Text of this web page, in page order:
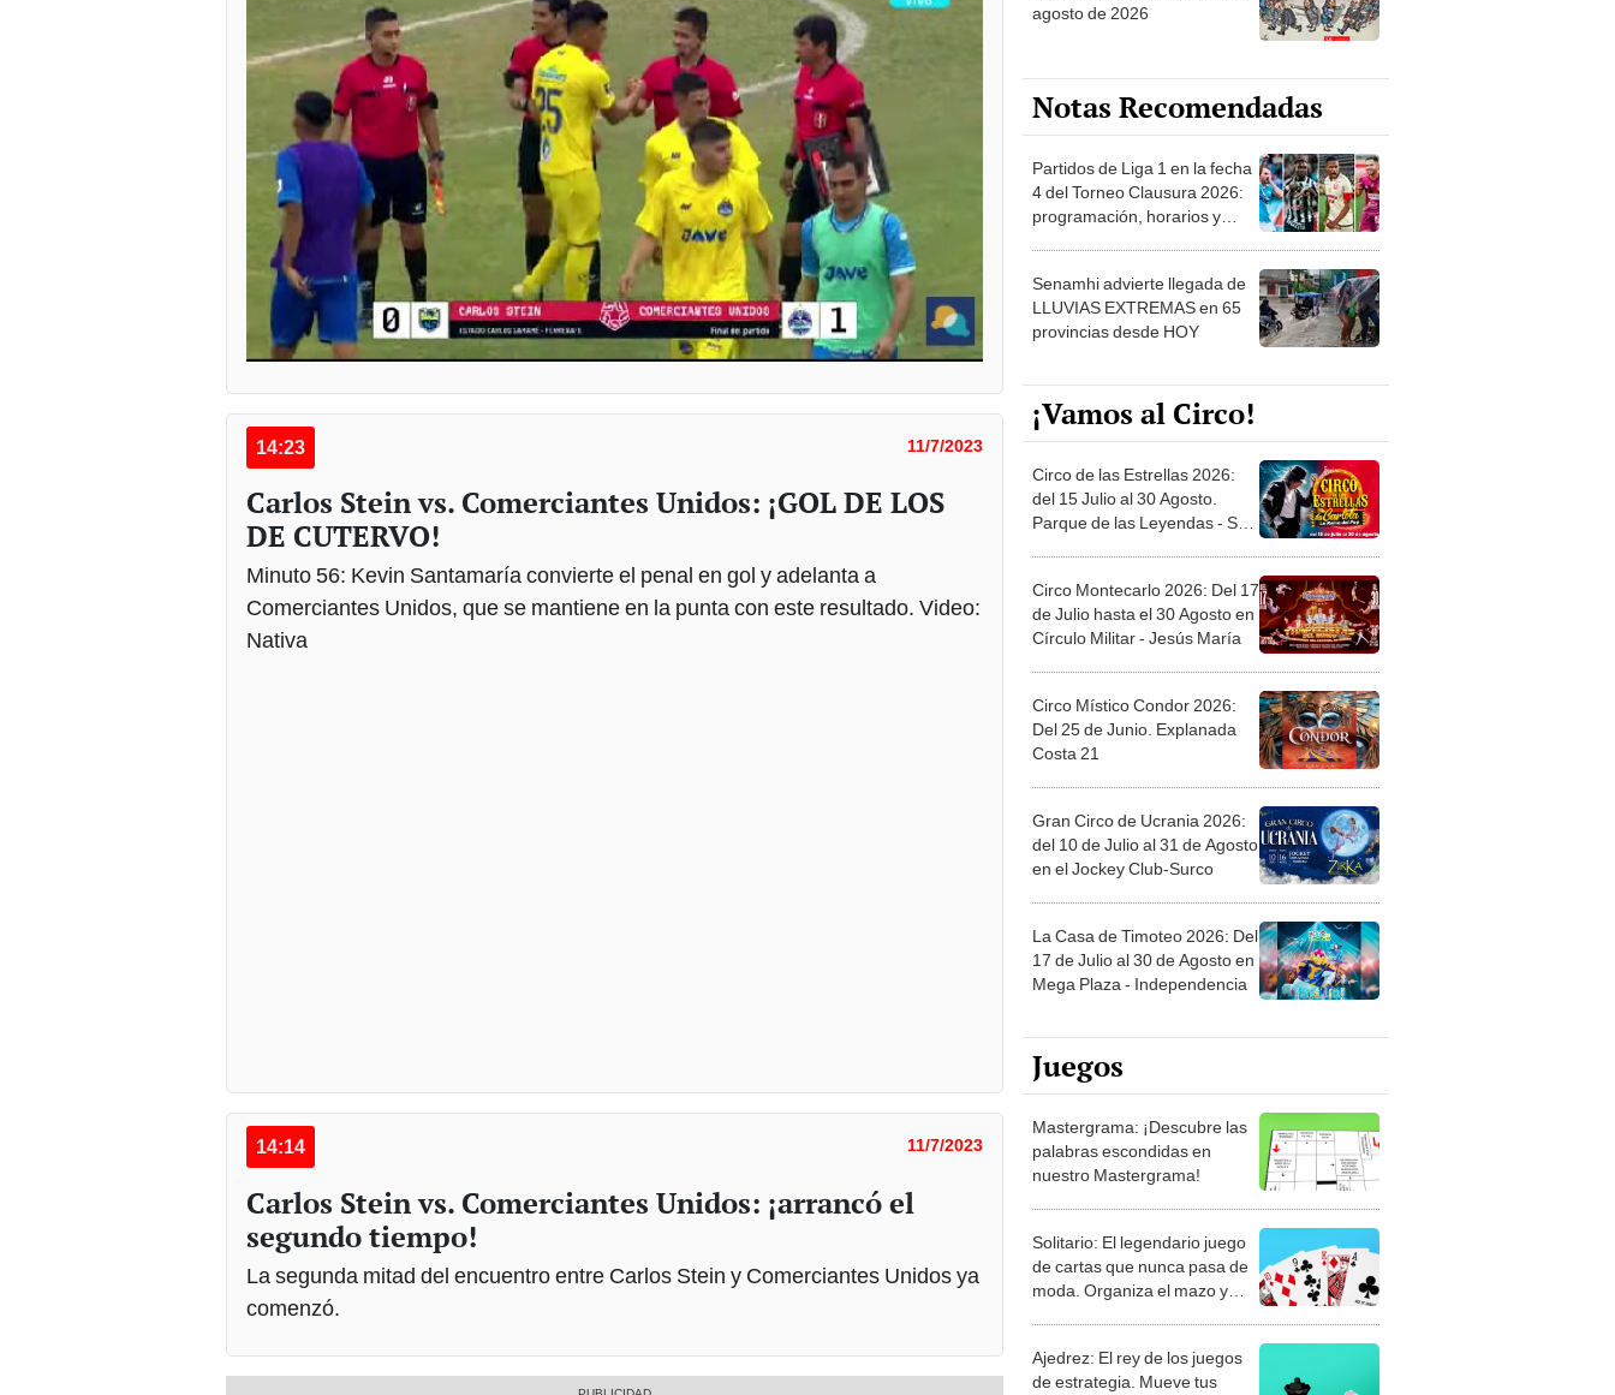
14:23 11/7/2023
Carlos Stein vs. Comerciantes Unidos: ¡GOL DE LOS
DE CUTERVO!
Minuto 56: Kevin Santamaría convierte el penal en gol y adelanta a
Comerciantes Unidos, que se mantiene en la punta con este resultado. Video:
Nativa
14:14 11/7/2023
Carlos Stein vs. Comerciantes Unidos: ¡arrancó el
segundo tiempo!
La segunda mitad del encuentro entre Carlos Stein y Comerciantes Unidos ya
comenzó.
agosto de 2026
Notas Recomendadas
Partidos de Liga 1 en la fecha
4 del Torneo Clausura 2026:
programación, horarios y
Senamhi advierte llegada de
LLUVIAS EXTREMAS en 65
provincias desde HOY
¡Vamos al Circo!
Circo de las Estrellas 2026:
del 15 Julio al 30 Agosto.
Parque de las Leyendas - San
Circo Montecarlo 2026: Del 17
de Julio hasta el 30 Agosto en
Círculo Militar - Jesús María
Circo Místico Condor 2026:
Del 25 de Junio. Explanada
Costa 21
Gran Circo de Ucrania 2026:
del 10 de Julio al 31 de Agosto
en el Jockey Club-Surco
La Casa de Timoteo 2026: Del
17 de Julio al 30 de Agosto en
Mega Plaza - Independencia
Juegos
Mastergrama: ¡Descubre las
palabras escondidas en
nuestro Mastergrama!
Solitario: El legendario juego
de cartas que nunca pasa de
moda. Organiza el mazo y
Ajedrez: El rey de los juegos
de estrategia. Mueve tus